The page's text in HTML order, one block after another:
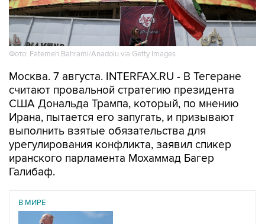
Фото: Fatemeh Bahrami/Anadolu via Getty Images
Москва. 7 августа. INTERFAX.RU - В Тегеране
считают провальной стратегию президента
США Дональда Трампа, который, по мнению
Ирана, пытается его запугать, и призывают
выполнить взятые обязательства для
урегулирования конфликта, заявил спикер
иранского парламента Мохаммад Багер
Галибаф.
В МИРЕ